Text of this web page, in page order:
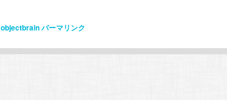
objectbrainパーマリンク